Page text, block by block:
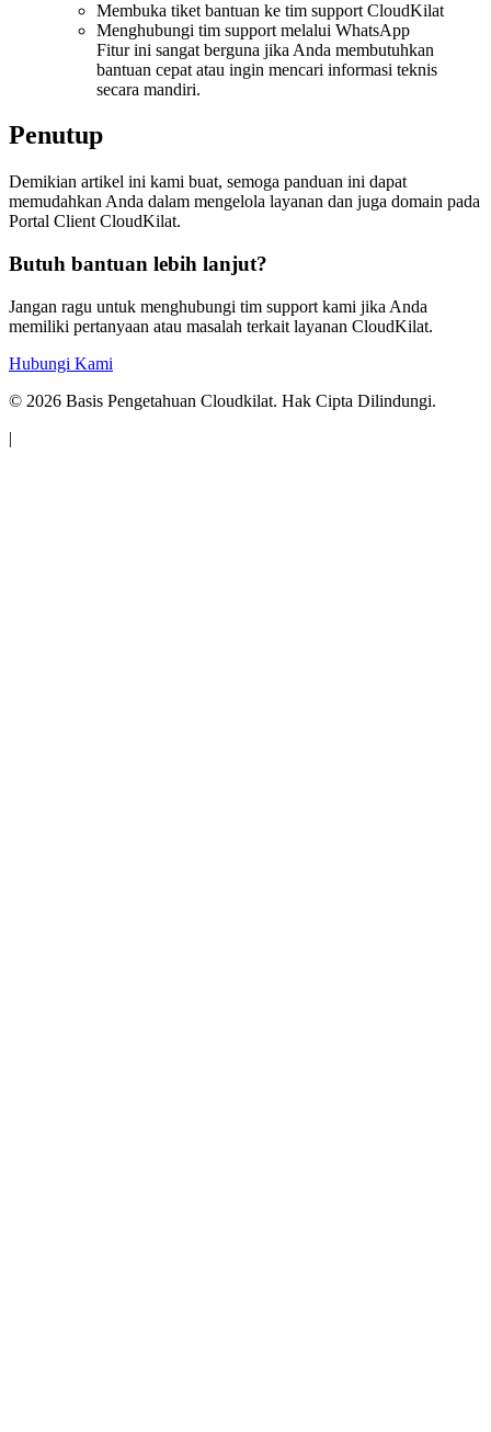
Membuka tiket bantuan ke tim support CloudKilat
Menghubungi tim support melalui WhatsApp
Fitur ini sangat berguna jika Anda membutuhkan
bantuan cepat atau ingin mencari informasi teknis
secara mandiri.
Penutup
Demikian artikel ini kami buat, semoga panduan ini dapat
memudahkan Anda dalam mengelola layanan dan juga domain pada
Portal Client CloudKilat.
Butuh bantuan lebih lanjut?
Jangan ragu untuk menghubungi tim support kami jika Anda
memiliki pertanyaan atau masalah terkait layanan CloudKilat.
Hubungi Kami
© 2026 Basis Pengetahuan Cloudkilat. Hak Cipta Dilindungi.
|